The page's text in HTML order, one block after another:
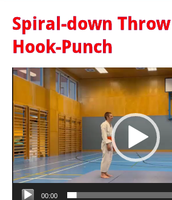
Spiral-down
Hook-Punch
Video-
Player
00:00